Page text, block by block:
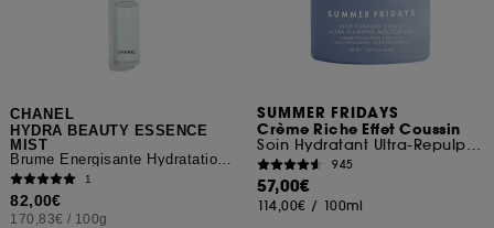
CHANEL
HYDRA BEAUTY ESSENCE
MIST
Brume Énergisante Hydratation Protection Éclat
1
82,00€
170,83€ / 100g
SUMMER FRIDAYS
Crème Riche Effet Coussin
Soin Hydratant Ultra-Repulpant
945
57,00€
114,00€ / 100ml